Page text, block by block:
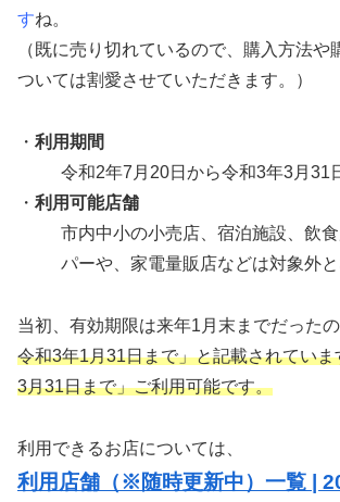
すね。
（既に売り切れているので、購入方法や
ついては割愛させていただきます。）
・ 利用期間
令和2年7月20日から令和3年3月31
・ 利用可能店舗
市内中小の小売店、宿泊施設、飲
パーや、家電量販店などは対象外と
当初、有効期限は来年1月末までだったの
令和3年1月31日まで」と記載されてい
3月31日まで」ご利用可能です。
利用できるお店については、
利用店舗（※随時更新中）一覧 |